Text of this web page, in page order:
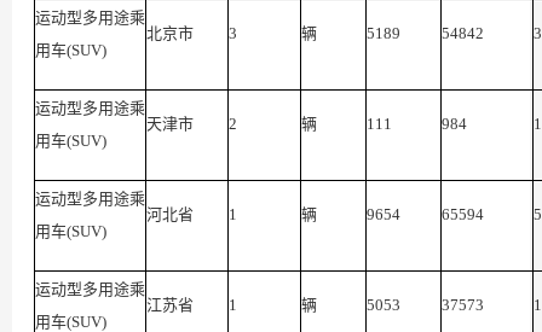
运动型多用途乘
用车(SUV)
北京市 3 辆 5189 54842
运动型多用途乘
用车(SUV)
天津市 2 辆 111 984
运动型多用途乘
用车(SUV)
河北省 1 辆 9654 65594
运动型多用途乘
用车(SUV)
江苏省 1 辆 5053 37573